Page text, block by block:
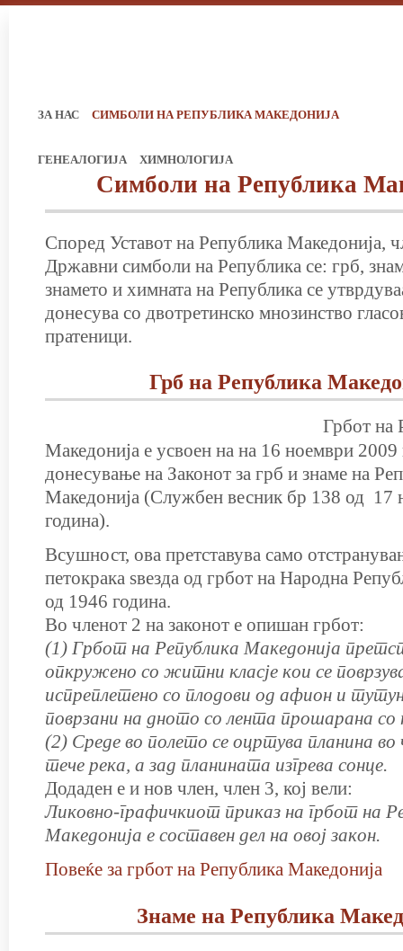
ЗА НАС СИМБОЛИ НА РЕПУБЛИКА МАКЕДОНИЈА
ГЕНЕАЛОГИЈА ХИМНОЛОГИЈА
Симболи на Република
Според Уставот на Република Македонија,
Државни симболи на Република се: грб,
знамето и химната на Република се
донесува со двотретинско мнозинство
пратеници.
Грб на Република
Грбот на
Македонија е усвоен на на 16 ноември 2009
донесување на Законот за грб и знаме на
Македонија (Службен весник бр 138 од 17
година).
Всушност, ова претставува само
петокрака ѕвезда од грбот на Народна
од 1946 година.
Во членот 2 на законот е опишан грбот:
(1) Грбот на Република Македонија
опкружено со житни класје кои се
испреплетено со плодови од афион и
поврзани на дното со лента прошарана
(2) Среде во полето се оцртува планина
тече река, а зад планината изгрева сонце.
Додаден е и нов член, член 3, кој вели:
Ликовно-графичкиот приказ на грбот на
Македонија е составен дел на овој закон.
Повеќе за грбот на Република Македонија
Знаме на Република